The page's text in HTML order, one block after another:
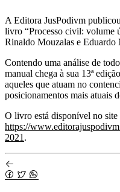
A Editora JusPodivm
livro “Processo civil: volume
Rinaldo Mouzalas e Eduardo
Contendo uma análise de
manual chega à sua 13ª
aqueles que atuam no
posicionamentos mais atuais
O livro está disponível no
https://
2021 .